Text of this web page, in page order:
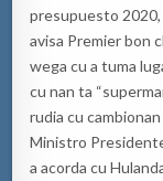
presupuesto 2020,
avisa Premier bon
wega cu a tuma
cu nan ta
rudia cu
Ministro
a acorda cu